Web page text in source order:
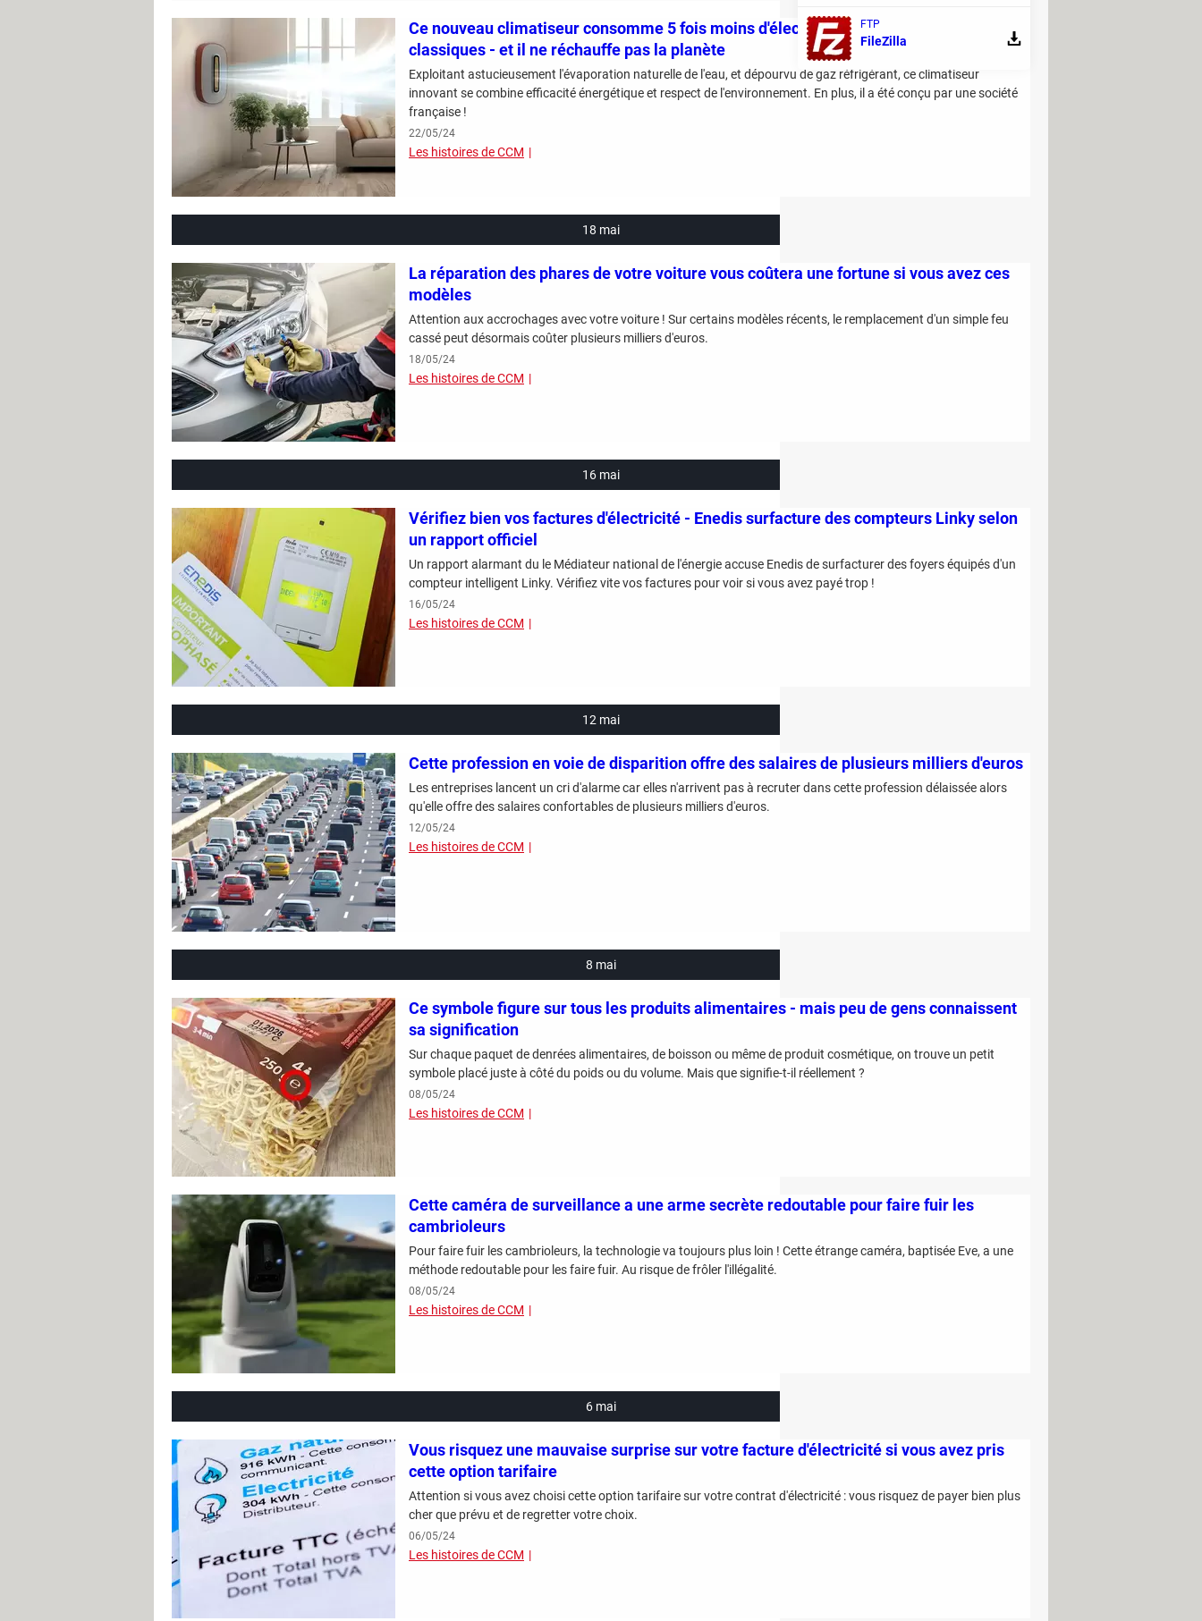
Ce nouveau climatiseur consomme 5 fois moins d'électricité que les modèles
classiques - et il ne réchauffe pas la planète
Exploitant astucieusement l'évaporation naturelle de l'eau, et dépourvu de gaz réfrigérant, ce climatiseur
innovant se combine efficacité énergétique et respect de l'environnement. En plus, il a été conçu par une société
française !
22/05/24
Les histoires de CCM
18 mai
La réparation des phares de votre voiture vous coûtera une fortune si vous avez ces
modèles
Attention aux accrochages avec votre voiture ! Sur certains modèles récents, le remplacement d'un simple feu
cassé peut désormais coûter plusieurs milliers d'euros.
18/05/24
Les histoires de CCM
16 mai
Vérifiez bien vos factures d'électricité - Enedis surfacture des compteurs Linky selon
un rapport officiel
Un rapport alarmant du le Médiateur national de l'énergie accuse Enedis de surfacturer des foyers équipés d'un
compteur intelligent Linky. Vérifiez vite vos factures pour voir si vous avez payé trop !
16/05/24
Les histoires de CCM
12 mai
Cette profession en voie de disparition offre des salaires de plusieurs milliers d'euros
Les entreprises lancent un cri d'alarme car elles n'arrivent pas à recruter dans cette profession délaissée alors
qu'elle offre des salaires confortables de plusieurs milliers d'euros.
12/05/24
Les histoires de CCM
8 mai
Ce symbole figure sur tous les produits alimentaires - mais peu de gens connaissent
sa signification
Sur chaque paquet de denrées alimentaires, de boisson ou même de produit cosmétique, on trouve un petit
symbole placé juste à côté du poids ou du volume. Mais que signifie-t-il réellement ?
08/05/24
Les histoires de CCM
Cette caméra de surveillance a une arme secrète redoutable pour faire fuir les
cambrioleurs
Pour faire fuir les cambrioleurs, la technologie va toujours plus loin ! Cette étrange caméra, baptisée Eve, a une
méthode redoutable pour les faire fuir. Au risque de frôler l'illégalité.
08/05/24
Les histoires de CCM
6 mai
Vous risquez une mauvaise surprise sur votre facture d'électricité si vous avez pris
cette option tarifaire
Attention si vous avez choisi cette option tarifaire sur votre contrat d'électricité : vous risquez de payer bien plus
cher que prévu et de regretter votre choix.
06/05/24
Les histoires de CCM
FTP
FileZilla